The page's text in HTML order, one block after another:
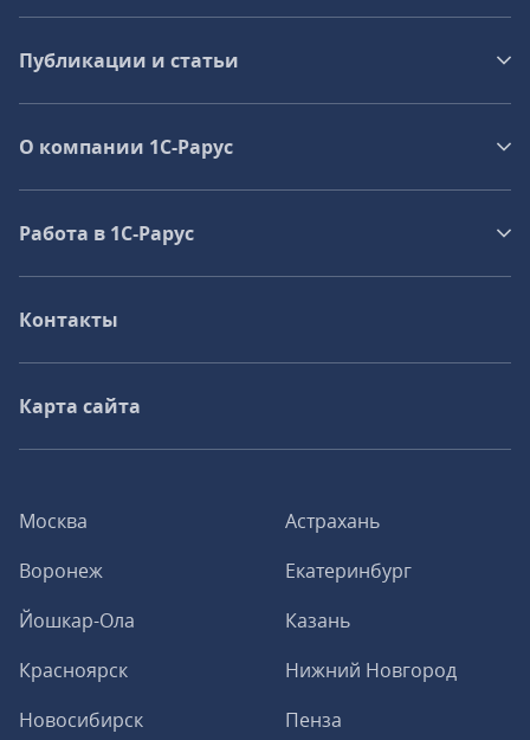
Москва
Астрахань
Воронеж
Екатеринбург
Йошкар-Ола
Казань
Красноярск
Нижний Новгород
Новосибирск
Пенза
Публикации и статьи
О компании 1C-Рарус
Работа в 1С‑Рарус
Контакты
Карта сайта